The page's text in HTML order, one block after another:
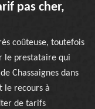
pas cher,
coûteuse, toutefois
le prestataire qui
Chassaignes dans
le recours à
de tarifs